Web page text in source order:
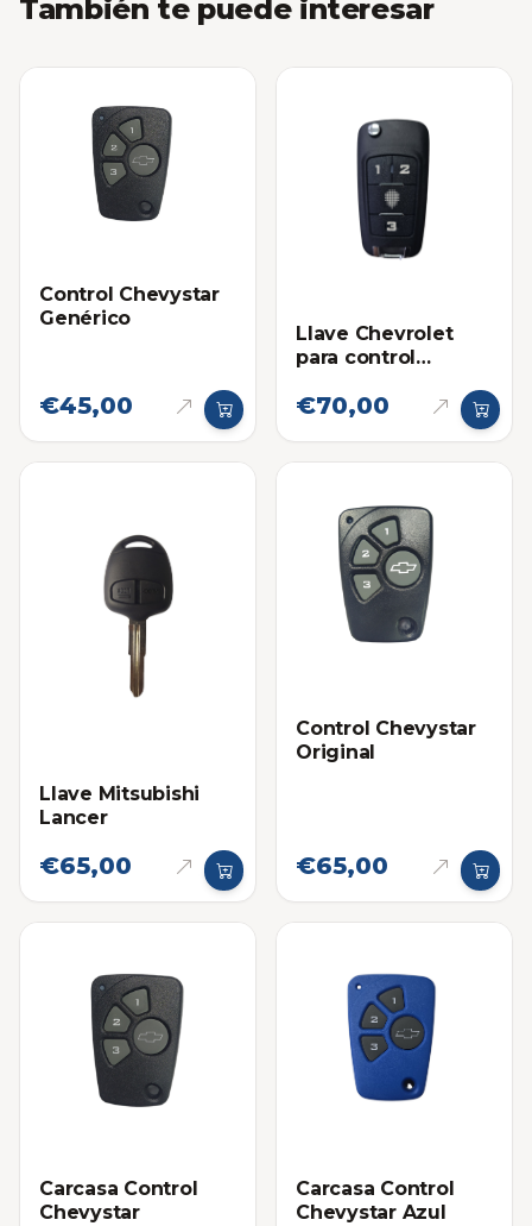
También te puede interesar
Control Chevystar
Genérico
€45,00
Llave Chevrolet
para control
€70,00
Llave Mitsubishi
Lancer
€65,00
Control Chevystar
Original
€65,00
Carcasa Control
Chevystar
Carcasa Control
Chevystar Azul